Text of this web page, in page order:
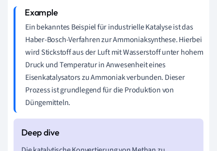
Ein bekanntes Beispiel für industrielle Katalyse ist das
Haber-Bosch-Verfahren zur Ammoniaksynthese. Hierbei
wird Stickstoff aus der Luft mit Wasserstoff unter hohem
Druck und Temperatur in Anwesenheit eines
Eisenkatalysators zu Ammoniak verbunden. Dieser
Prozess ist grundlegend für die Produktion von
Düngemitteln.